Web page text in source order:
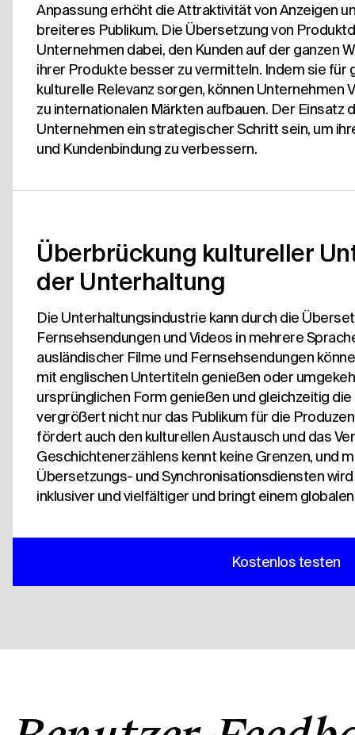
Anpassung erhöht die Attraktivität von Anzeigen
breiteres Publikum. Die Übersetzung von
Unternehmen dabei, den Kunden auf der ganzen
ihrer Produkte besser zu vermitteln. Indem sie für
kulturelle Relevanz sorgen, können Unternehmen
zu internationalen Märkten aufbauen. Der Einsatz
Unternehmen ein strategischer Schritt sein, um
und Kundenbindung zu verbessern.
Überbrückung kultureller
der Unterhaltung
Die Unterhaltungsindustrie kann durch die
Fernsehsendungen und Videos in mehrere
ausländischer Filme und Fernsehsendungen
mit englischen Untertiteln genießen oder
ursprünglichen Form genießen und gleichzeitig
vergrößert nicht nur das Publikum für die
fördert auch den kulturellen Austausch und das
Geschichtenerzählens kennt keine Grenzen, und
Übersetzungs- und Synchronisationsdiensten
inklusiver und vielfältiger und bringt einem
Kostenlos testen